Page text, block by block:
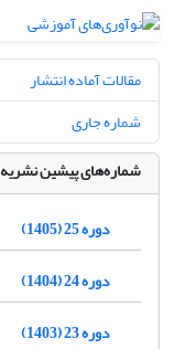
مقالات آماده انتشار
شماره جاری
شماره‌های پیشین نشریه
دوره 25 (1405)
دوره 24 (1404)
دوره 23 (1403)